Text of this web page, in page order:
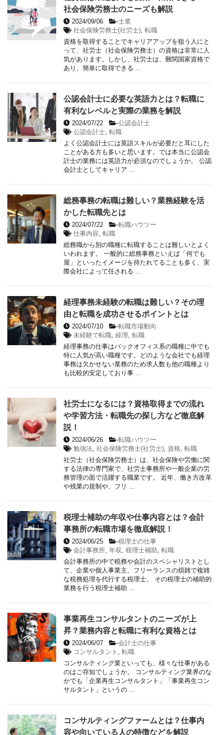
社会保険労務士のニーズも解説
2024/09/06 -士業
社会保険労務士(社労士) 転職
資格を取得することでキャリアアップを狙う人にと
って、社労士（社会保険労務士）の資格は非常に人
気があります。しかし、社労士は、難関国家資格で
あり、簡単に取得できる ...
公認会計士に必要な英語力とは？転職に
有利なレベルと実際の業務を解説
2024/07/22 -公認会計士
公認会計士 転職
よく公認会計士には英語スキルが必要だと耳にした
ことがある方も多いと思います。では本当に公認会
計士の業務には英語力が必須なのでしょうか。 公認
会計士としてキャリア ...
総務事務の転職は難しい？業務経験を活
かした転職先とは
2024/07/22 -転職ハウツー
仕事内容 転職
総務職から別の職種に転職することは難しいとよく
いわれます。 一般的に総務事務といえば「何でも
屋」といったイメージを持たれてることも多く、実
際会社によって任される ...
経理事務未経験の転職は難しい？その理
由と転職を成功させるポイントとは
2024/07/10 -転職市場動向
未経験で転職 経理 転職
経理事務の仕事はバックオフィス系の職種に中でも
特に人気が高い職種です。どのような会社でも経理
事務は欠かせない業務のため求人数も他の職種より
も比較的安定しており事 ...
社労士になるには？資格取得までの流れ
や学習方法・転職先の探し方など徹底解
説！
2024/06/26 -転職ハウツー
勉強法 社会保険労務士(社労士) 資格 転職
社労士（社会保険労務士）は、社会保険や労働に関
する法律の専門家で、社労士事務所や一般企業の労
務管理の面で活躍する職業です。 近年、働き方改革
や残業の規制や、フリ ...
税理士補助の年収や仕事内容とは？会計
事務所の転職市場を徹底解説！
2024/06/25 -税理士の仕事
会計事務所 年収 税理士補助 転職
会計事務所の中で税務や会計のスペシャリストとし
て、企業や個人事業主、フリーランスの煩雑で複雑
な税務処理を代行する税理士。 その税理士の補助的
業務を行う税理士補助 ...
事業再生コンサルタントのニーズが上
昇？業務内容と転職に有利な資格とは
2024/06/07 -会計士の仕事
コンサルタント
転職
コンサルティング業といっても、様々な仕事がある
のはご存知でしょうか。 コンサルティング業界のな
かでも「企業再生コンサルタント」「事業再生コン
サルタント」というの ...
コンサルティングファームとは？仕事内
容や向いている人の特徴などを解説